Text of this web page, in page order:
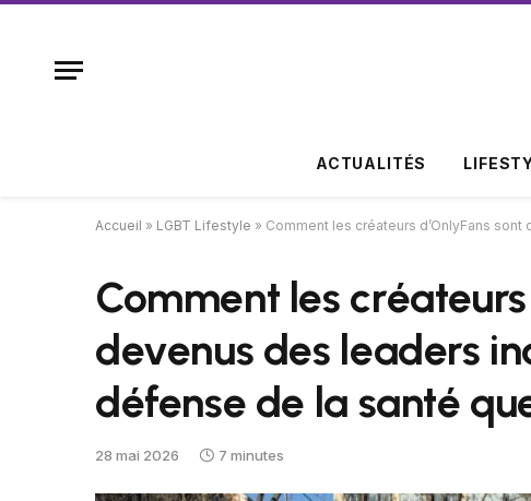
ACTUALITÉS
Accueil » LGBT Lifestyle » Comment les créateurs d’OnlyFans
Comment les créateurs
devenus des leaders
défense de la santé
28 mai 2026 7 minutes